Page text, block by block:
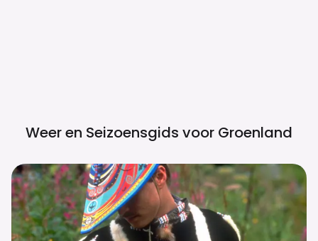
Weer en Seizoensgids voor Groenland